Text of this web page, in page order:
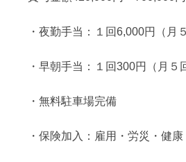
・夜勤手当：１回6,000円（月
・早朝手当：１回300円（月５
・無料駐車場完備
・保険加入：雇用・労災・健